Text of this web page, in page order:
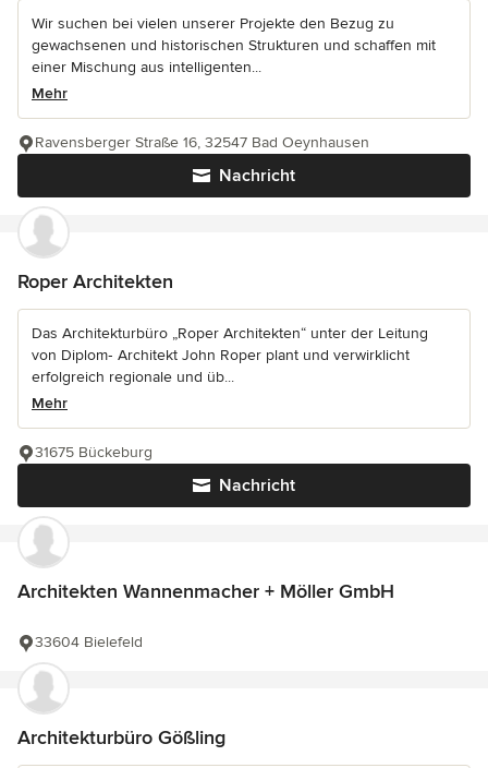
Wir suchen bei vielen unserer Projekte den Bezug zu
gewachsenen und historischen Strukturen und schaffen mit
einer Mischung aus intelligenten...
Mehr
Nachricht
Ravensberger Straße 16, 32547 Bad Oeynhausen
Roper Architekten
Das Architekturbüro „Roper Architekten“ unter der Leitung
von Diplom‑ Architekt John Roper plant und verwirklicht
erfolgreich regionale und üb...
Mehr
Nachricht
31675 Bückeburg
Architekten Wannenmacher + Möller GmbH
33604 Bielefeld
Architekturbüro Gößling